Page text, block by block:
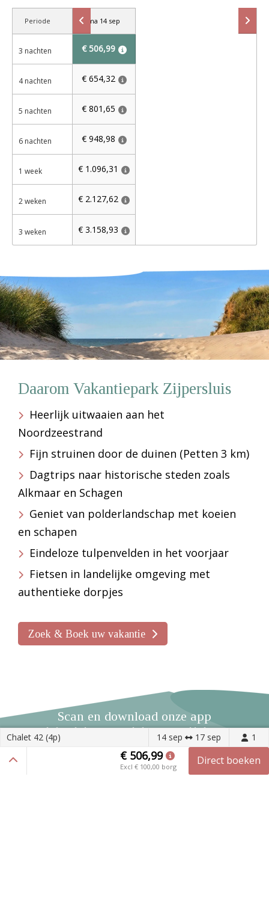
Periode
3 nachten
4 nachten
5 nachten
6 nachten
1 week
2 weken
3 weken
ma 14 sep
€ 506,99
€ 654,32
€ 801,65
€ 948,98
€ 1.096,31
€ 2.127,62
€ 3.158,93
Daarom Vakantiepark Zijpersluis
Heerlijk uitwaaien aan het
Noordzeestrand
Fijn struinen door de duinen (Petten 3 km)
Dagtrips naar historische steden zoals
Alkmaar en Schagen
Geniet van polderlandschap met koeien
en schapen
Eindeloze tulpenvelden in het voorjaar
Fietsen in landelijke omgeving met
authentieke dorpjes
Zoek & Boek uw vakantie
Scan en download onze app
Blijf op de hoogte van de laatse ontwikkelingen
Chalet 42 (4p) 14 sep 17 sep 1
€ 506,99
Excl € 100,00 borg Direct boeken